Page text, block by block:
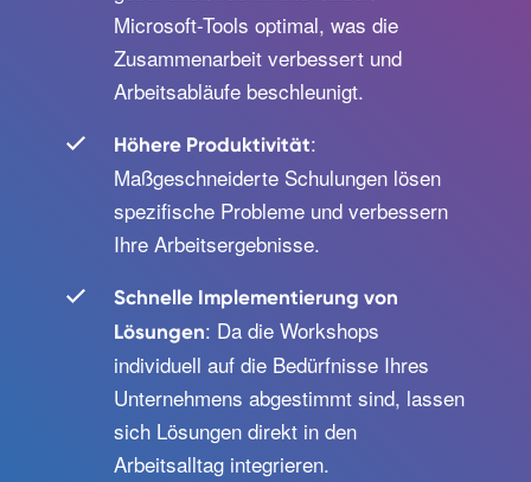
Microsoft-Tools optimal, was die
Zusammenarbeit verbessert und
Arbeitsabläufe beschleunigt.
Höhere Produktivität:
Maßgeschneiderte Schulungen lösen
spezifische Probleme und verbessern
Ihre Arbeitsergebnisse.
Schnelle Implementierung von
Lösungen: Da die Workshops
individuell auf die Bedürfnisse Ihres
Unternehmens abgestimmt sind, lassen
sich Lösungen direkt in den
Arbeitsalltag integrieren.